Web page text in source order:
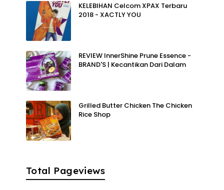
KELEBIHAN Celcom XPAX Terbaru
2018 - XACTLY YOU
REVIEW InnerShine Prune Essence -
BRAND'S | Kecantikan Dari Dalam
Grilled Butter Chicken The Chicken
Rice Shop
Total Pageviews